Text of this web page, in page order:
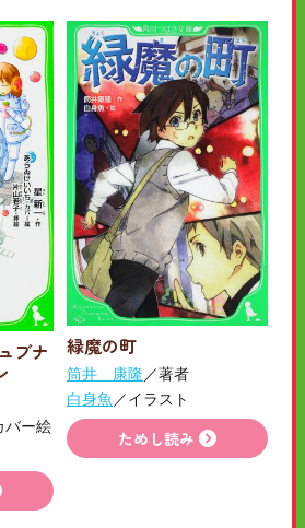
ブナ
バー絵
緑魔の町
筒井 康隆 ／著者
白身魚 ／イラスト
ためし読み